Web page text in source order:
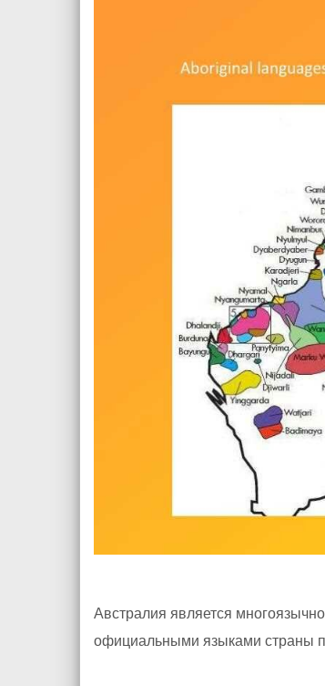
Австралия является
официальными языками страны